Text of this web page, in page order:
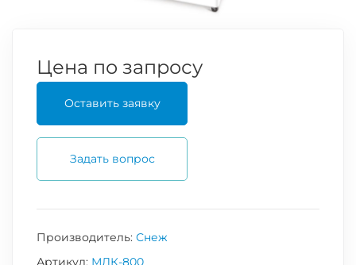
Цена по запросу
Оставить заявку
Задать вопрос
Производитель: Снеж
Артикул: МЛК-800